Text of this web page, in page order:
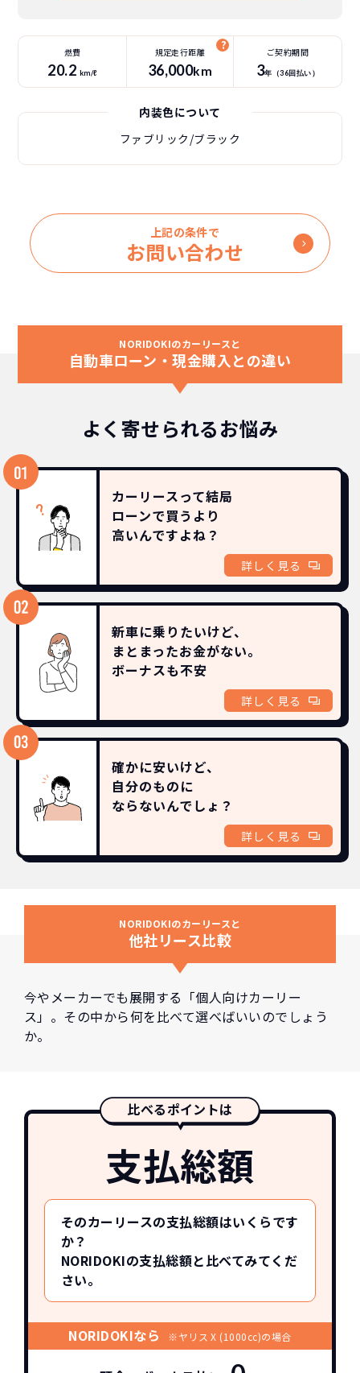
燃費
20.2 km/ℓ
規定走行距離
36,000km
ご契約期間
3年（36回払い）
内装色について
ファブリック/ブラック
上記の条件で
お問い合わせ
NORIDOKIのカーリースと
自動車ローン・現金購入との違い
よく寄せられるお悩み
カーリースって結局
ローンで買うより
高いんですよね？
詳しく見る
新車に乗りたいけど、
まとまったお金がない。
ボーナスも不安
詳しく見る
確かに安いけど、
自分のものに
ならないんでしょ？
詳しく見る
NORIDOKIのカーリースと
他社リース比較
今やメーカーでも展開する「個人向けカーリー
ス」。その中から何を比べて選べばいいのでしょう
か。
比べるポイントは
支払総額
そのカーリースの支払総額はいくらです
か？
NORIDOKIの支払総額と比べてみてくだ
さい。
NORIDOKIなら ※ヤリス X (1000cc)の場合